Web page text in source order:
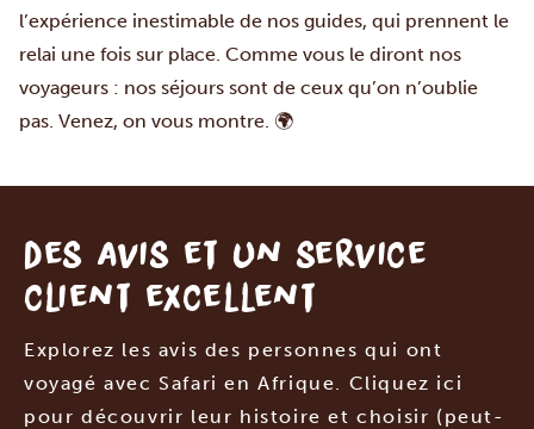
l’expérience inestimable de nos guides, qui prennent le
relai une fois sur place. Comme vous le diront nos
voyageurs : nos séjours sont de ceux qu’on n’oublie
pas. Venez, on vous montre. 🌍
Des avis et un service
client excellent
Explorez les avis des personnes qui ont
voyagé avec Safari en Afrique. Cliquez ici
pour découvrir leur histoire et choisir (peut-